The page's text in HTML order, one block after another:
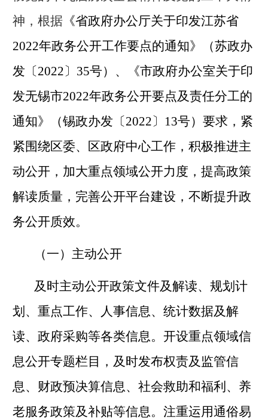
神，根据《省政府办公厅关于印发江苏省
2022年政务公开工作要点的通知》（苏政办
发〔2022〕 35号）、《市政府办公室关于印
发无锡市2022年政务公开要点及责任分工的
通知》（锡政办发〔2022〕 13号）要求，紧
紧围绕区委、区政府中心工作，积极推进主
动公开，加大重点领域公开力度，提高政策
解读质量，完善公开平台建设，不断提升政
务公开质效。
（一）主动公开
及时主动公开政策文件及解读、规划计
划、重点工作、人事信息、统计数据及解
读、政府采购等各类信息。开设重点领域信
息公开专题栏目，及时发布权责及监管信
息、财政预决算信息、社会救助和福利、养
老服务政策及补贴等信息。注重运用通俗易